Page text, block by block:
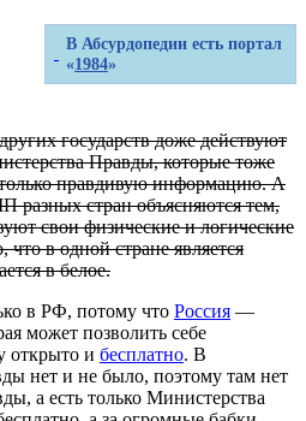
В Абсурдопедии есть портал
«1984»
государств доже действуют
Правды, которые тоже
правдивую информацию. А
разных стран объясняются тем,
свои физические и логические
в одной стране является
в белое.
в РФ, потому что Россия —
может позволить себе
открыто и бесплатно. В
нет и не было, поэтому там нет
а есть только Министерства